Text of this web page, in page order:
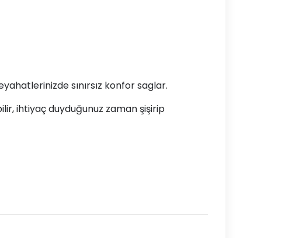
sınırsız konfor saglar.
ihtiyaç duyduğunuz zaman şişirip